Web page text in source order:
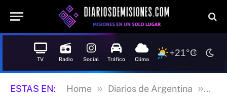
TV Radio Social Tráfico Clima
+21°C
ESTAS EN: Home » Diarios de Argentina » La